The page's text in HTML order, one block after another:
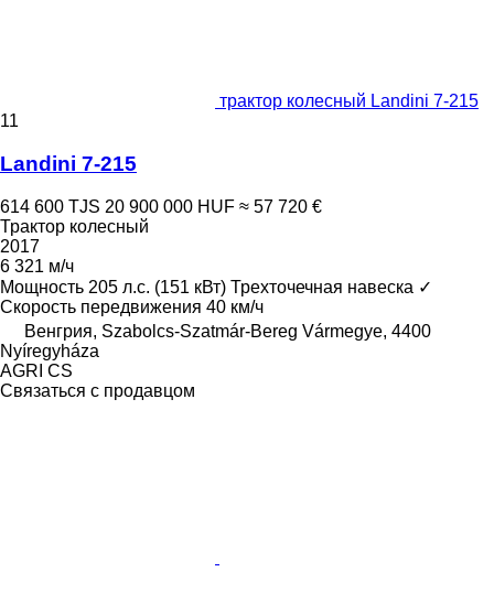
трактор колесный Landini 7-215
11
Landini 7-215
614 600 TJS 20 900 000 HUF ≈ 57 720 €
Трактор колесный
2017
6 321 м/ч
Мощность 205 л.с. (151 кВт) Трехточечная навеска ✓
Скорость передвижения 40 км/ч
Венгрия, Szabolcs-Szatmár-Bereg Vármegye, 4400
Nyíregyháza
AGRI CS
Связаться с продавцом